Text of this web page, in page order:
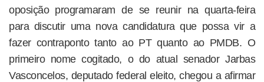
oposição programaram de se reunir na quarta-feira
para discutir uma nova candidatura que possa vir a
fazer contraponto tanto ao PT quanto ao PMDB. O
primeiro nome cogitado, o do atual senador Jarbas
Vasconcelos, deputado federal eleito, chegou a afirmar